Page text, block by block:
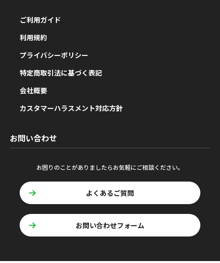
ご利用ガイド
利用規約
プライバシーポリシー
特定商取引法に基づく表記
会社概要
カスタマーハラスメント対応方針
お問い合わせ
お困りのことがありましたらお気軽にご相談ください。
よくあるご質問
お問い合わせフォーム